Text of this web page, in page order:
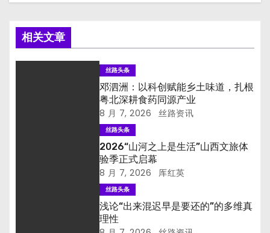
相关文章
丝路头条
邓泗洲：以科创赋能乡土味道，扎根
粤北深耕食药同源产业
8 月 7, 2026 丝路资讯
丝路头条
2026“山河之上是生活”山西文旅体
验季正式启幕
8 月 7, 2026 厍红英
丝路头条
浅论“出来混迟早是要还的”的多维真
理性